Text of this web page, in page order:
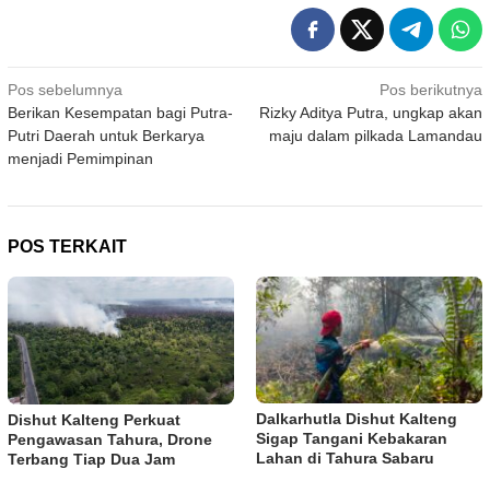
Navigasi
pos
Pos sebelumnya
Berikan Kesempatan bagi Putra-
Putri Daerah untuk Berkarya
menjadi Pemimpinan
Pos berikutnya
Rizky Aditya Putra, ungkap akan
maju dalam pilkada Lamandau
POS TERKAIT
Dishut Kalteng Perkuat
Pengawasan Tahura, Drone
Terbang Tiap Dua Jam
Dalkarhutla Dishut Kalteng
Sigap Tangani Kebakaran
Lahan di Tahura Sabaru